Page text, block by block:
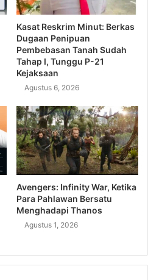
Kasat Reskrim Minut: Berkas
Dugaan Penipuan
Pembebasan Tanah Sudah
Tahap I, Tunggu P-21
Kejaksaan
Agustus 6, 2026
Avengers: Infinity War, Ketika
Para Pahlawan Bersatu
Menghadapi Thanos
Agustus 1, 2026